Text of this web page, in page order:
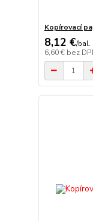
Kopírovací
8,12 €/bal.
6,60 € bez